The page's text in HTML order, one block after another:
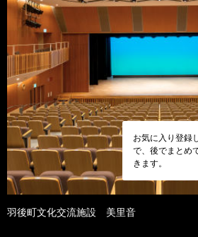
お気に入り登録
で、後でまとめ
きます。
羽後町文化交流施設 美里音